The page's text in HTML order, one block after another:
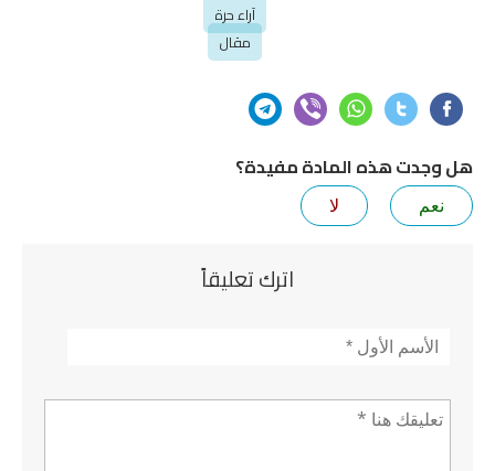
آراء حرة
مقال
هل وجدت هذه المادة مفيدة؟
نعم لا
اترك تعليقاً
الأسم*
تعليق *